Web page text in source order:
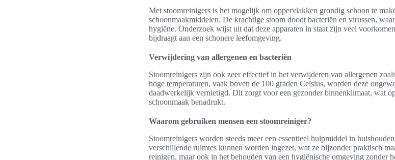
Met stoomreinigers is het mogelijk om oppervlakken grondig schoon te
schoonmaakmiddelen. De krachtige stoom doodt bacteriën en virussen,
hygiëne. Onderzoek wijst uit dat deze apparaten in staat zijn veel
bijdraagt aan een schonere leefomgeving.
Verwijdering van allergenen en bacteriën
Stoomreinigers zijn ook zeer effectief in het verwijderen van allergenen
hoge temperaturen, vaak boven de 100 graden Celsius, worden deze
daadwerkelijk vernietigd. Dit zorgt voor een gezonder binnenklimaat, wat
schoonmaak benadrukt.
Waarom gebruiken mensen een stoomreiniger?
Stoomreinigers worden steeds meer een essentieel hulpmiddel in
verschillende ruimtes kunnen worden ingezet, wat ze bijzonder praktisch
reinigen, maar ook in het behouden van een hygiënische omgeving zonder